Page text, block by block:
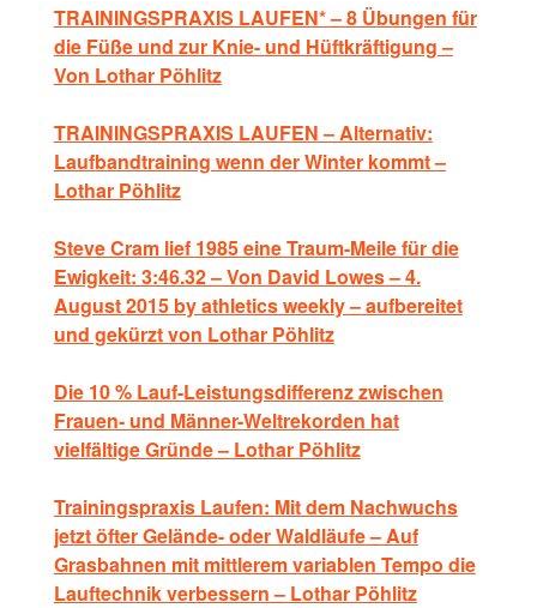
TRAININGSPRAXIS LAUFEN* – 8 Übungen für
die Füße und zur Knie- und Hüftkräftigung –
Von Lothar Pöhlitz
TRAININGSPRAXIS LAUFEN – Alternativ:
Laufbandtraining wenn der Winter kommt –
Lothar Pöhlitz
Steve Cram lief 1985 eine Traum-Meile für die
Ewigkeit: 3:46.32 – Von David Lowes – 4.
August 2015 by athletics weekly – aufbereitet
und gekürzt von Lothar Pöhlitz
Die 10 % Lauf-Leistungsdifferenz zwischen
Frauen- und Männer-Weltrekorden hat
vielfältige Gründe – Lothar Pöhlitz
Trainingspraxis Laufen: Mit dem Nachwuchs
jetzt öfter Gelände- oder Waldläufe – Auf
Grasbahnen mit mittlerem variablen Tempo die
Lauftechnik verbessern – Lothar Pöhlitz